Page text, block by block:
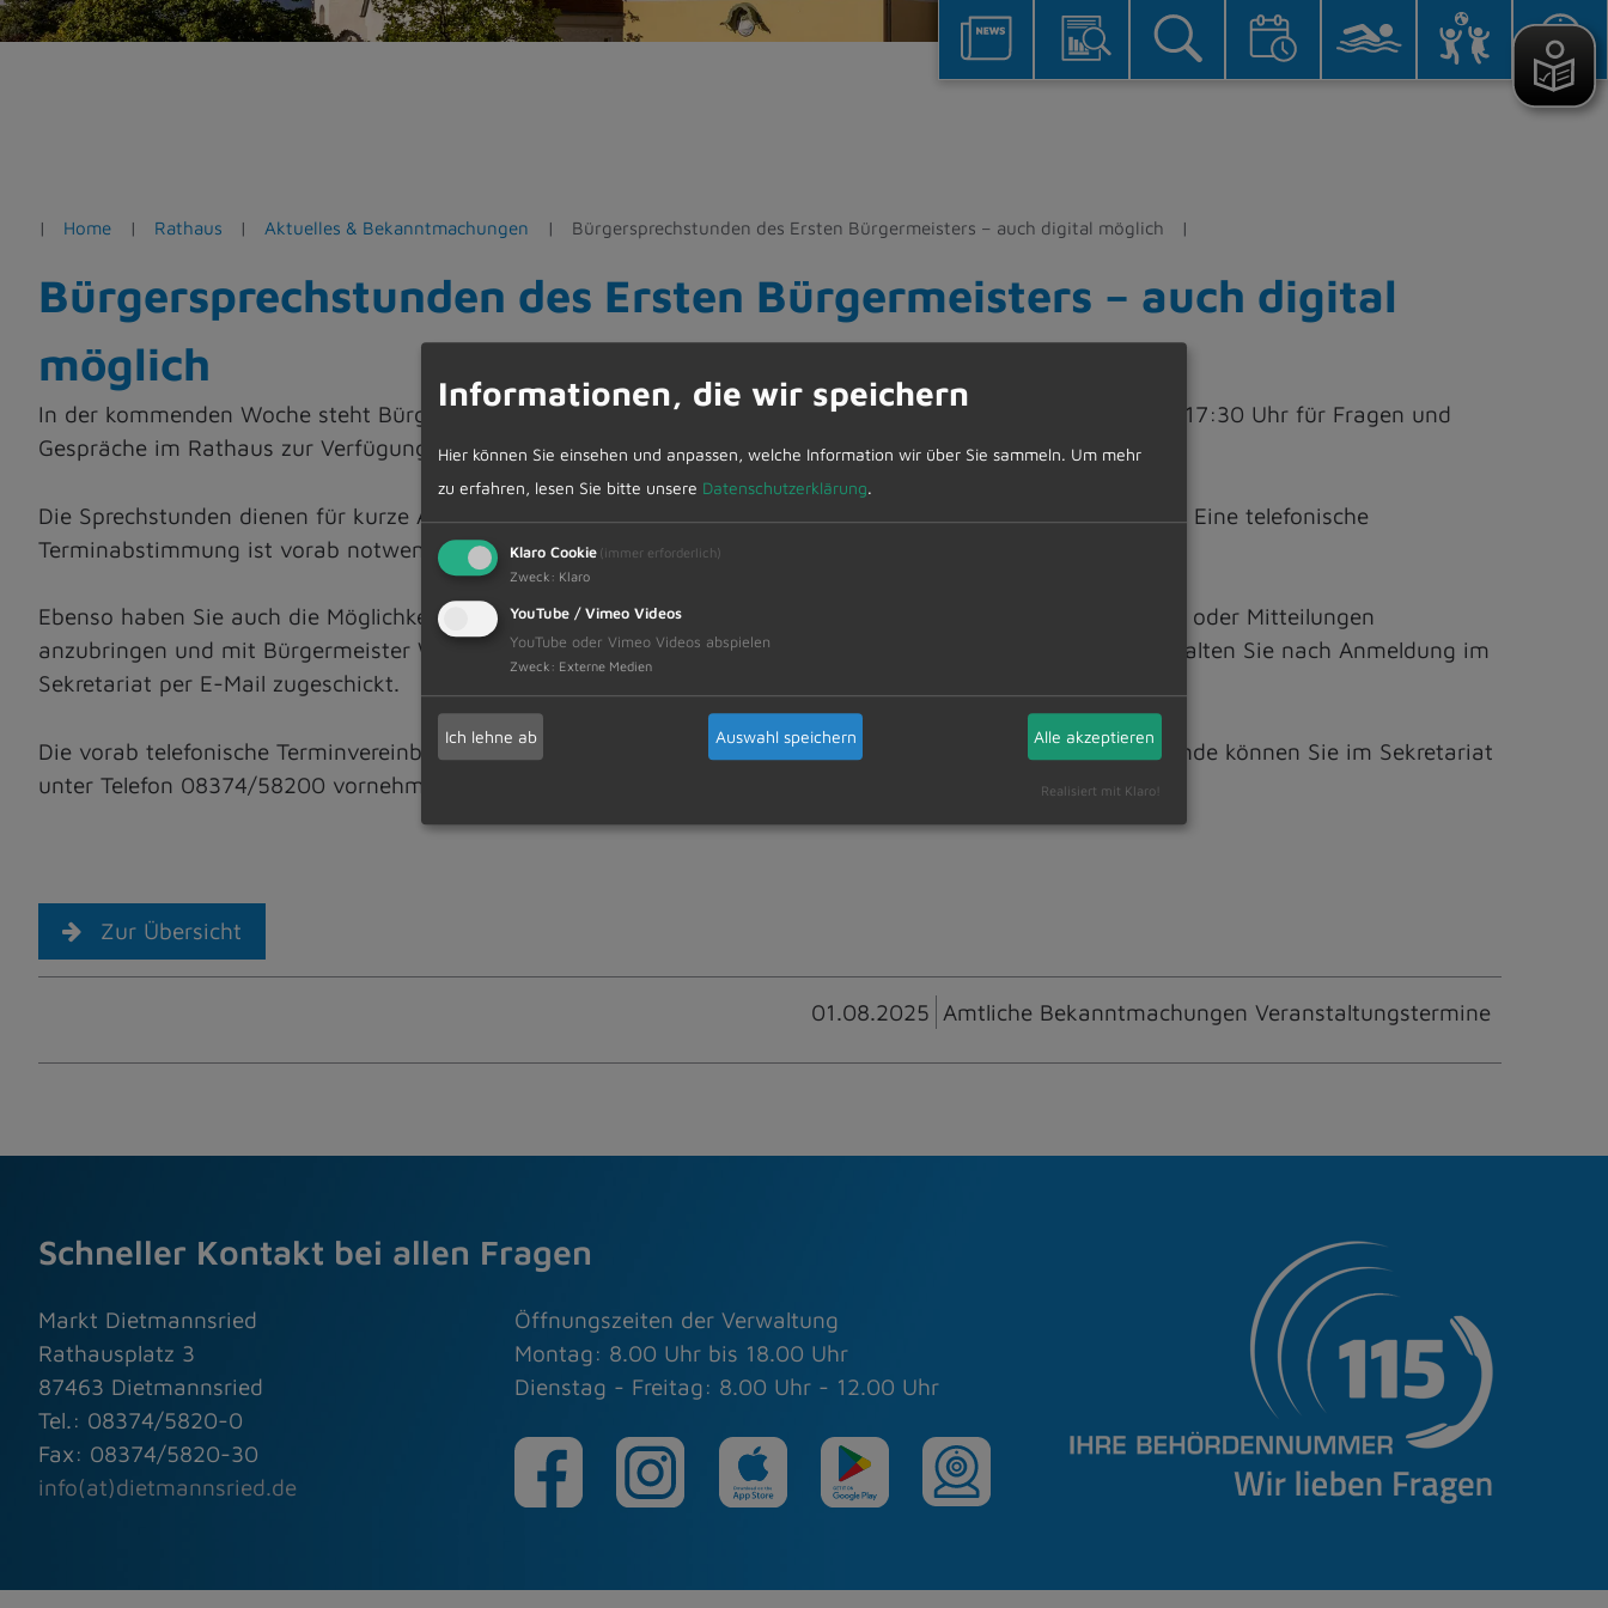
e
n
Home Rathaus Aktuelles & Bekanntmachungen Bürgersprechstunden des Ersten Bürgermeisters – auch digital möglich
Bürgersprechstunden des Ersten Bürgermeisters – auch digital
möglich
In der kommenden Woche steht Bürgermeister Werner Endres am Montag, 04. August 2025 von 16:30 Uhr – 17:30 Uhr für Fragen und
Gespräche im Rathaus zur Verfügung.
Die Sprechstunden dienen für kurze Anfragen oder Mitteilungen und sind auf maximal 15 Minuten beschränkt. Eine telefonische
Terminabstimmung ist vorab notwendig.
Ebenso haben Sie auch die Möglichkeit, virtuell im Rahmen der Bürgersprechstunden Ihre Fragen, Anregungen oder Mitteilungen
anzubringen und mit Bürgermeister Werner Endres in Kontakt zu treten. Den entsprechenden Zugangslink erhalten Sie nach Anmeldung im
Sekretariat per E-Mail zugeschickt.
Die vorab telefonische Terminvereinbarung oder die Anforderung des Zugangscodes für die digitale Sprechstunde können Sie im Sekretariat
unter Telefon 08374/58200 vornehmen.
Zur Übersicht
01.08.2025 Amtliche Bekanntmachungen Veranstaltungstermine
Schneller Kontakt bei allen Fragen
Markt Dietmannsried
Rathausplatz 3
87463 Dietmannsried
Tel.: 08374/5820-0
Fax: 08374/5820-30
info(at)dietmannsried.de
Öffnungszeiten der Verwaltung
Montag: 8.00 Uhr bis 18.00 Uhr
Dienstag - Freitag: 8.00 Uhr - 12.00 Uhr
Informationen, die wir speichern
Hier können Sie einsehen und anpassen, welche Information wir über Sie sammeln. Um mehr
zu erfahren, lesen Sie bitte unsere Datenschutzerklärung.
Klaro Cookie (immer erforderlich)
Zweck : Klaro
YouTube / Vimeo Videos
YouTube oder Vimeo Videos abspielen
Zweck : Externe Medien
Ich lehne ab Auswahl speichern Alle akzeptieren
Realisiert mit Klaro!